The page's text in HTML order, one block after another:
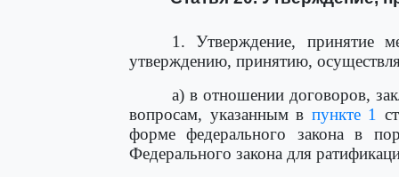
1. Утверждение, принятие
утверждению, принятию,
а) в отношении договоров,
вопросам, указанным в пункте 1
форме федерального закона в
Федерального закона для